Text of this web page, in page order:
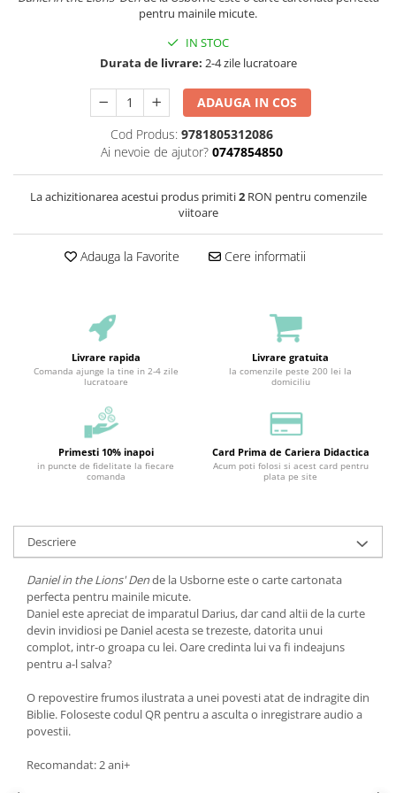
pentru mainile micute.
IN STOC
Durata de livrare: 2-4 zile lucratoare
ADAUGA IN COS
Cod Produs: 9781805312086
Ai nevoie de ajutor? 0747854850
La achizitionarea acestui produs primiti2RON pentru comenzile
viitoare
Adauga la Favorite Cere informatii
Livrare rapida
Comanda ajunge la tine in 2-4 zile
lucratoare
Livrare gratuita
la comenzile peste 200 lei la
domiciliu
Primesti 10% inapoi
in puncte de fidelitate la fiecare
comanda
Card Prima de Cariera Didactica
Acum poti folosi si acest card pentru
plata pe site
Descriere
Daniel in the Lions' Dende la Usborne este o carte cartonata
perfecta pentru mainile micute.
Daniel este apreciat de imparatul Darius, dar cand altii de la curte
devin invidiosi pe Daniel acesta se trezeste, datorita unui
complot, intr-o groapa cu lei. Oare credinta lui va fi indeajuns
pentru a-l salva?
O repovestire frumos ilustrata a unei povesti atat de indragite din
Biblie. Foloseste codul QR pentru a asculta o inregistrare audio a
povestii.
Recomandat: 2 ani+